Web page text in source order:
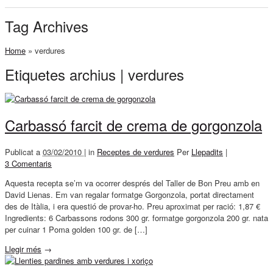
Tag Archives
Home » verdures
Etiquetes archius | verdures
Carbassó farcit de crema de gorgonzola
Publicat a 03/02/2010 | in Receptes de verdures Per Llepadits |
3 Comentaris
Aquesta recepta se’m va ocorrer després del Taller de Bon Preu amb en
David Lienas. Em van regalar formatge Gorgonzola, portat directament
des de Itàlia, i era questió de provar-ho. Preu aproximat per ració: 1,87 €
Ingredients: 6 Carbassons rodons 300 gr. formatge gorgonzola 200 gr. nata
per cuinar 1 Poma golden 100 gr. de […]
Llegir més →